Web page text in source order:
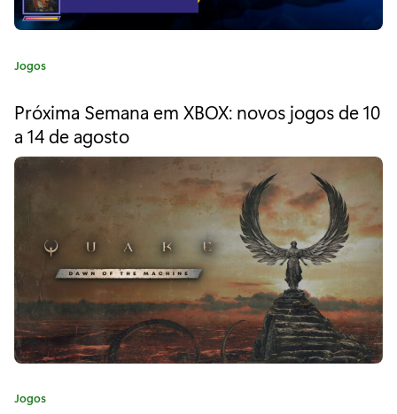
d
a
o
r
d
o
d
a
D
C
e
g
o
Jogos
Próxima Semana em XBOX: novos jogos de 10
a 14 de agosto
C
Jogos